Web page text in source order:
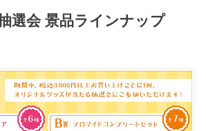
選会 景品ラインナップ